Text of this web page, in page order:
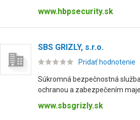
www.hbpsecurity.sk
SBS GRIZLY, s.r.o.
Pridať hodnotenie
Súkromná bezpečnostná
ochranou a zabezpečením
www.sbsgrizly.sk